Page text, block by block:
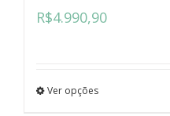
R$4.990,90
Ver opções